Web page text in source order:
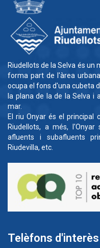
Riudellots de la Selva és un
forma part de l'àrea
ocupa el fons d'una cubeta
la plana de la de la Selva i
mar.
El riu Onyar és el principal
Riudellots, a més,
afluents i subafluents
Riudevilla, etc.
Telèfons d'interès